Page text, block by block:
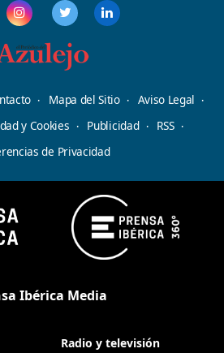
Mapa del Sitio
Aviso Legal
y Cookies
Publicidad
RSS
de Privacidad
Ibérica Media
Radio y televisión